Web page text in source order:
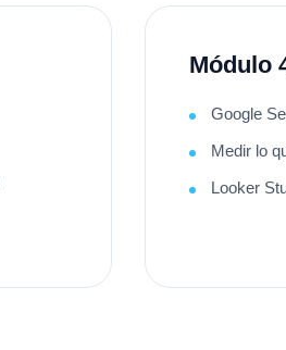
Módulo
Google
Medir lo
Looker